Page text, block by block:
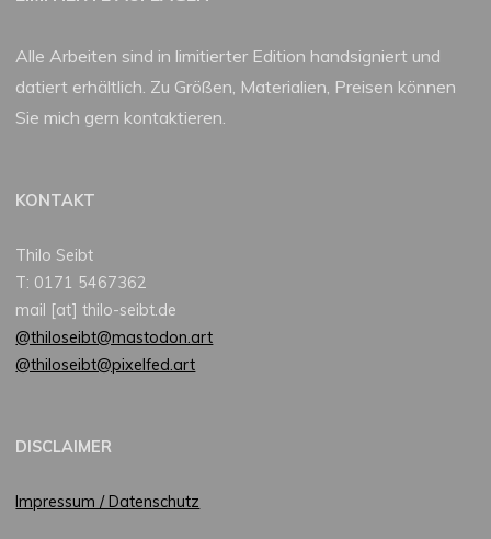
Alle Arbeiten sind in limitierter Edition handsigniert und
datiert erhältlich. Zu Größen, Materialien, Preisen können
Sie mich gern kontaktieren.
KONTAKT
Thilo Seibt
T: 0171 5467362
mail [at] thilo-seibt.de
@thiloseibt@mastodon.art
@thiloseibt@pixelfed.art
DISCLAIMER
Impressum / Datenschutz